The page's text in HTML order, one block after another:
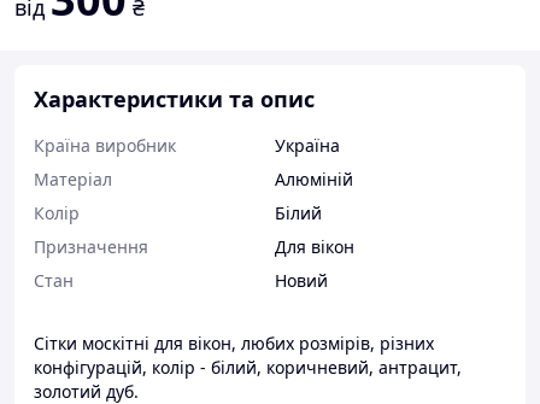
від ₴
Характеристики та опис
Країна виробник
Україна
Матеріал
Алюміній
Колір
Білий
Призначення
Для вікон
Стан
Новий
Сітки москітні для вікон, любих розмірів, різних
конфігурацій, колір - білий, коричневий, антрацит,
золотий дуб.